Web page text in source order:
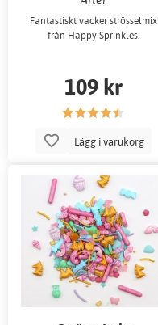
Fantastiskt vacker strösselmix
från Happy Sprinkles.
109 kr
Lägg i varukorg